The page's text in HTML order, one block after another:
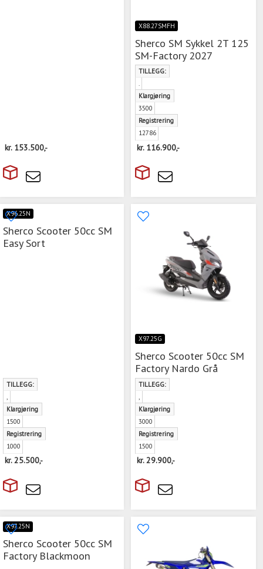
kr. 153.500,-
X88.27SMFH
Sherco SM Sykkel 2T 125
SM-Factory 2027
TILLEGG:
.
Klargjøring
3500
Registrering
12786
kr. 116.900,-
X96.25N
Sherco Scooter 50cc SM
Easy Sort
TILLEGG:
Klargjøring
1500
Registrering
1000
kr.25.500,-
X97.25G
Sherco Scooter 50cc SM
Factory Nardo Grå
TILLEGG:
Klargjøring
3000
Registrering
1500
kr.29.900,-
X97.25N
Sherco Scooter 50cc SM
Factory Blackmoon